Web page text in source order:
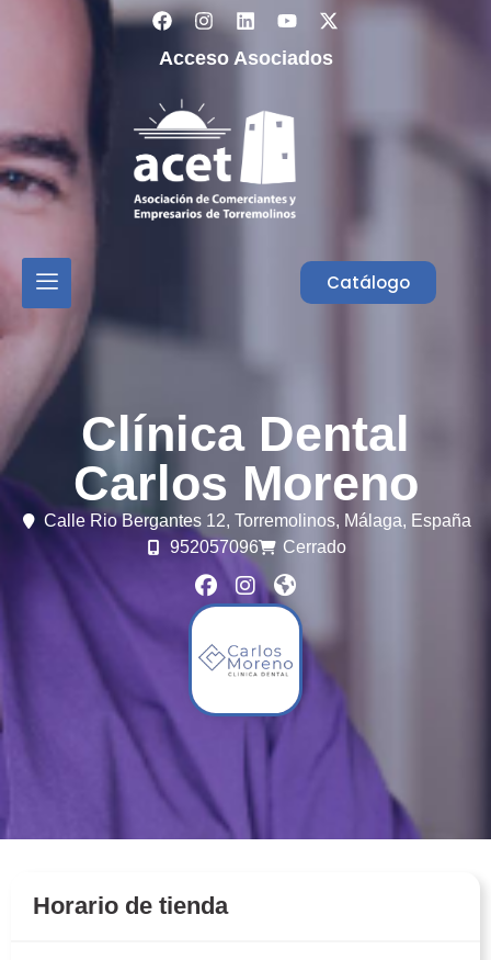
Acceso Asociados
Catálogo
Clínica Dental
Carlos Moreno
Calle Rio Bergantes 12, Torremolinos, Málaga, España
952057096
Cerrado
Horario de tienda